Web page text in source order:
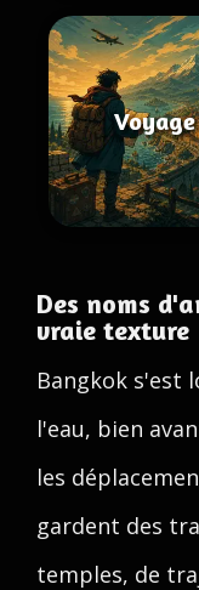
Voyage
Des noms
vraie texture
Bangkok s'est
l'eau, bien
les
gardent des
temples, de